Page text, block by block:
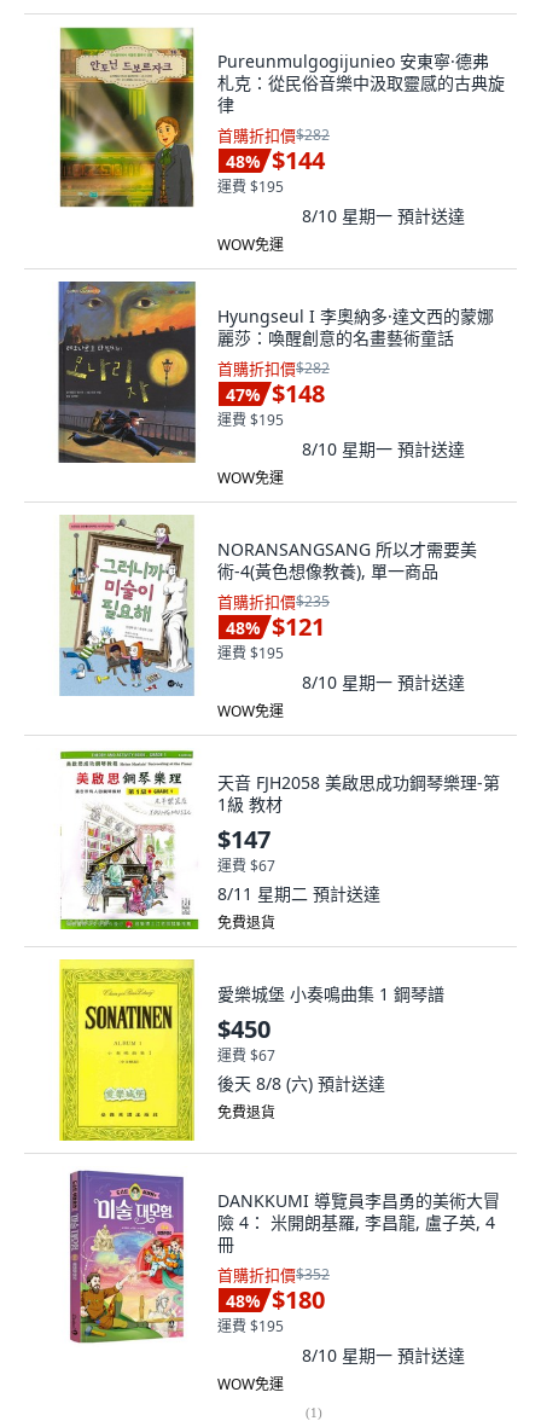
Pureunmulgogijunieo 安東寧·德弗
札克：從民俗音樂中汲取靈感的古典旋
律
首購折扣價$282
48% $144
運費 $195
8/10 星期一 預計送達
WOW免運
Hyungseul I 李奧納多·達文西的蒙娜
麗莎：喚醒創意的名畫藝術童話
首購折扣價$282
47% $148
運費 $195
8/10 星期一 預計送達
WOW免運
NORANSANGSANG 所以才需要美
術-4(黃色想像教養), 單一商品
首購折扣價$235
48% $121
運費 $195
8/10 星期一 預計送達
WOW免運
天音 FJH2058 美啟思成功鋼琴樂理-第
1級 教材
$147
運費 $67
8/11 星期二 預計送達
免費退貨
愛樂城堡 小奏鳴曲集 1 鋼琴譜
$450
運費 $67
後天 8/8 (六) 預計送達
免費退貨
DANKKUMI 導覽員李昌勇的美術大冒
險 4： 米開朗基羅, 李昌龍, 盧子英, 4
冊
首購折扣價$352
48% $180
運費 $195
8/10 星期一 預計送達
WOW免運
(1)